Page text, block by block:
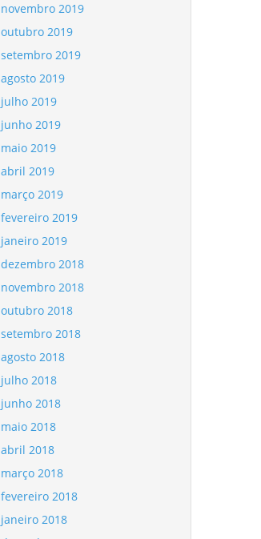
novembro 2019
outubro 2019
setembro 2019
agosto 2019
julho 2019
junho 2019
maio 2019
abril 2019
março 2019
fevereiro 2019
janeiro 2019
dezembro 2018
novembro 2018
outubro 2018
setembro 2018
agosto 2018
julho 2018
junho 2018
maio 2018
abril 2018
março 2018
fevereiro 2018
janeiro 2018